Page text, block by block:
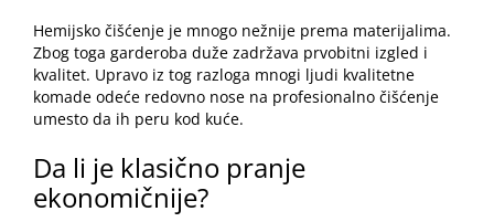
Hemijsko čišćenje je mnogo nežnije prema materijalima.
Zbog toga garderoba duže zadržava prvobitni izgled i
kvalitet. Upravo iz tog razloga mnogi ljudi kvalitetne
komade odeće redovno nose na profesionalno čišćenje
umesto da ih peru kod kuće.
Da li je klasično pranje
ekonomičnije?